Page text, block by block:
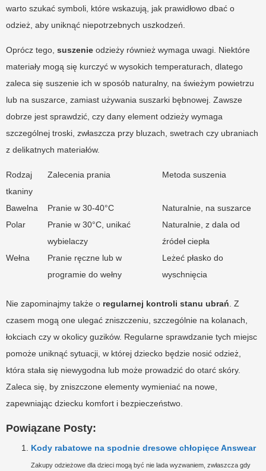
warto szukać symboli, które wskazują, jak prawidłowo dbać o
odzież, aby uniknąć niepotrzebnych uszkodzeń.
Oprócz tego, suszenie odzieży również wymaga uwagi. Niektóre
materiały mogą się kurczyć w wysokich temperaturach, dlatego
zaleca się suszenie ich w sposób naturalny, na świeżym powietrzu
lub na suszarce, zamiast używania suszarki bębnowej. Zawsze
dobrze jest sprawdzić, czy dany element odzieży wymaga
szczególnej troski, zwłaszcza przy bluzach, swetrach czy ubraniach
z delikatnych materiałów.
Rodzaj
tkaniny
Zalecenia prania Metoda suszenia
Bawelna Pranie w 30-40°C
Naturalnie, na suszarce
Polar
Pranie w 30°C, unikać
wybielaczy
Naturalnie, z dala od
źródeł ciepła
Wełna
Pranie ręczne lub w
programie do wełny
Leżeć płasko do
wyschnięcia
Nie zapominajmy także o regularnej kontroli stanu ubrań . Z
czasem mogą one ulegać zniszczeniu, szczególnie na kolanach,
łokciach czy w okolicy guzików. Regularne sprawdzanie tych miejsc
pomoże uniknąć sytuacji, w której dziecko będzie nosić odzież,
która stała się niewygodna lub może prowadzić do otarć skóry.
Zaleca się, by zniszczone elementy wymieniać na nowe,
zapewniając dziecku komfort i bezpieczeństwo.
Powiązane Posty:
Kody rabatowe na spodnie dresowe chłopięce Answear
Zakupy odzieżowe dla dzieci mogą być nie lada wyzwaniem, zwłaszcza gdy